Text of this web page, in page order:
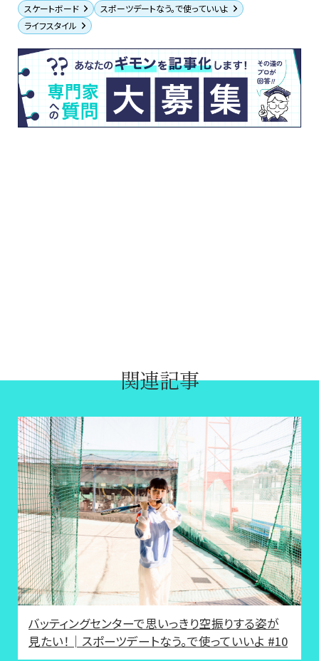
スケートボード
スポーツデートなう。で使っていいよ
ライフスタイル
関連記事
バッティングセンターで思いっきり空振りする姿が
見たい！│スポーツデートなう。で使っていいよ #10